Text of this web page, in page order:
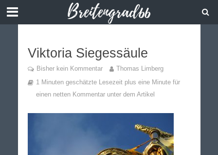
Viktoria Siegessäule
Bisher kein Kommentar
Thomas Limberg
1 Minuten geschätzte Lesezeit plus eine Minute für
einen netten Kommentar unter dem Artikel